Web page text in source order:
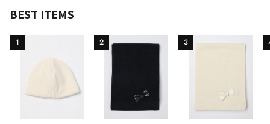
BEST ITEMS
1 2 3